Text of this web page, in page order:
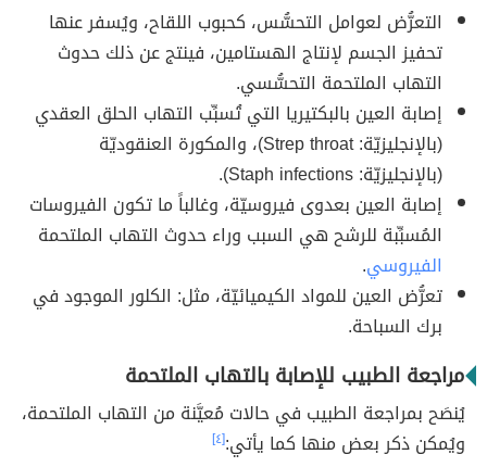
التعرُّض لعوامل التحسُّس، كحبوب اللقاح، ويُسفر عنها
تحفيز الجسم لإنتاج الهستامين، فينتج عن ذلك حدوث
التهاب الملتحمة التحسُّسي.
إصابة العين بالبكتيريا التي تُسبِّب التهاب الحلق العقدي
(بالإنجليزيّة: Strep throat)، والمكورة العنقوديّة
(بالإنجليزيّة: Staph infections).
إصابة العين بعدوى فيروسيّة، وغالباً ما تكون الفيروسات
المُسبِّبة للرشح هي السبب وراء حدوث التهاب الملتحمة
الفيروسي.
تعرُّض العين للمواد الكيميائيّة، مثل: الكلور الموجود في
برك السباحة.
مراجعة الطبيب للإصابة بالتهاب الملتحمة
يُنصَح بمراجعة الطبيب في حالات مُعيَّنة من التهاب الملتحمة،
ويُمكن ذكر بعض منها كما يأتي:[٤]